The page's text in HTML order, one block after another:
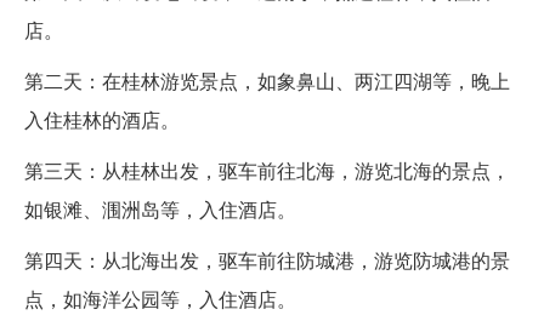
店。
第二天：在桂林游览景点，如象鼻山、两江四湖等，晚上
入住桂林的酒店。
第三天：从桂林出发，驱车前往北海，游览北海的景点，
如银滩、涠洲岛等，入住酒店。
第四天：从北海出发，驱车前往防城港，游览防城港的景
点，如海洋公园等，入住酒店。